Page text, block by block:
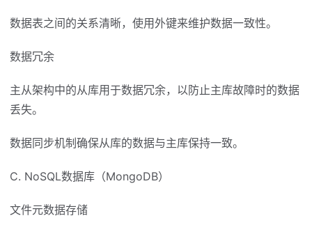
数据表之间的关系清晰，使用外键来维护数据一致性。
数据冗余
主从架构中的从库用于数据冗余，以防止主库故障时的数据
丢失。
数据同步机制确保从库的数据与主库保持一致。
C. NoSQL数据库（MongoDB）
文件元数据存储